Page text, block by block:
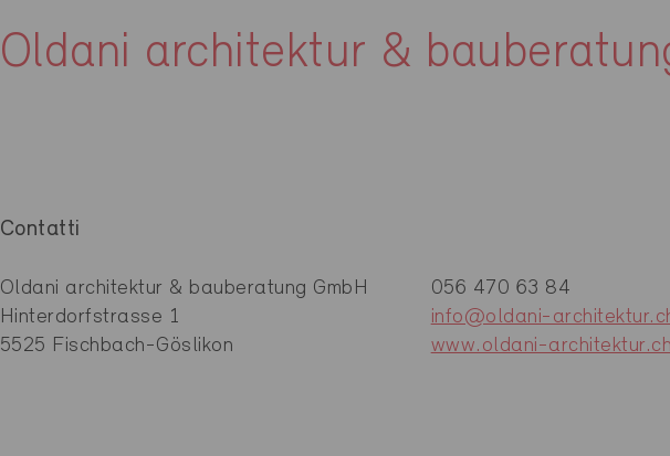
Oldani architektur &
Contatti
Oldani architektur & bauberatung GmbH
Hinterdorfstrasse 1
5525 Fischbach-Göslikon
056 470 63 84
info@oldani-
www.oldani-